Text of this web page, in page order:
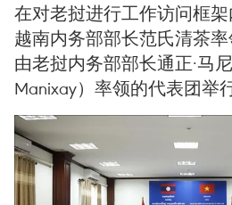
在对老挝进行工作访问框架
越南内务部部长范氏清茶
由老挝内务部部长通正·马
Manixay）率领的代表团举